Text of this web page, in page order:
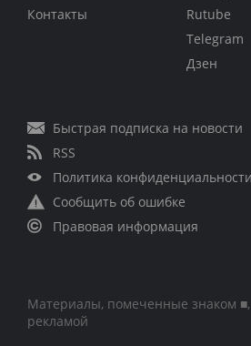
Контакты
Rutube
Telegram
Дзен
Быстрая подписка на новости
RSS
Политика конфиденциальности
Сообщить об ошибке
Правовая информация
Материалы, помеченные знаком
рекламой